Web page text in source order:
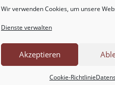
Wir verwenden Cookies, um unsere
Dienste verwalten
Akzeptieren
Cookie-Richtlinie